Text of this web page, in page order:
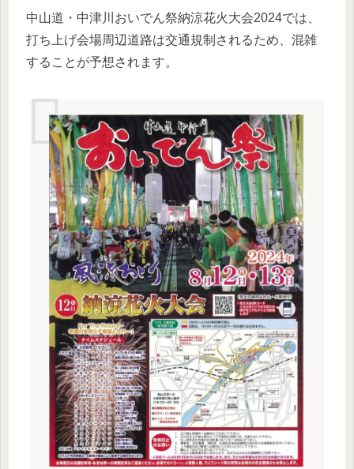
中山道・中津川おいでん祭納涼花火大会2024では、
打ち上げ会場周辺道路は交通規制されるため、混雑
することが予想されます。